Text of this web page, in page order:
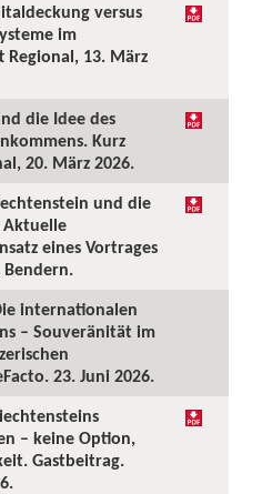
versus
im
Regional, 13. März
die Idee des
Kurz
20. März 2026.
und die
Aktuelle
eines Vortrages
internationalen
– Souveränität im
23. Juni 2026.
– keine Option,
Gastbeitrag.